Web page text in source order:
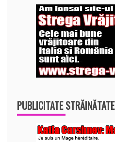
PUBLICITATE STRĂINĂTATE